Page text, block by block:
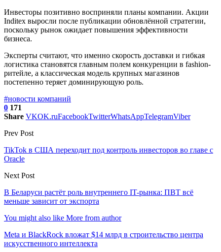
Инвесторы позитивно восприняли планы компании. Акции
Inditex выросли после публикации обновлённой стратегии,
поскольку рынок ожидает повышения эффективности
бизнеса.
Эксперты считают, что именно скорость доставки и гибкая
логистика становятся главным полем конкуренции в fashion-
ритейле, а классическая модель крупных магазинов
постепенно теряет доминирующую роль.
#новости компаний
0 171
Share VKOK.ruFacebookTwitterWhatsAppTelegramViber
Prev Post
TikTok в США переходит под контроль инвесторов во главе с
Oracle
Next Post
В Беларуси растёт роль внутреннего IT-рынка: ПВТ всё
меньше зависит от экспорта
You might also like More from author
Meta и BlackRock вложат $14 млрд в строительство центра
искусственного интеллекта